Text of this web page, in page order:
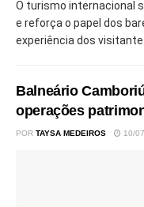
O turismo internacional
e reforça o papel dos
experiência dos
Balneário
operações
POR TAYSA MEDEIROS 10/